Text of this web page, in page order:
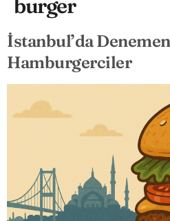
burger
İstanbul’da
Hamburgerciler